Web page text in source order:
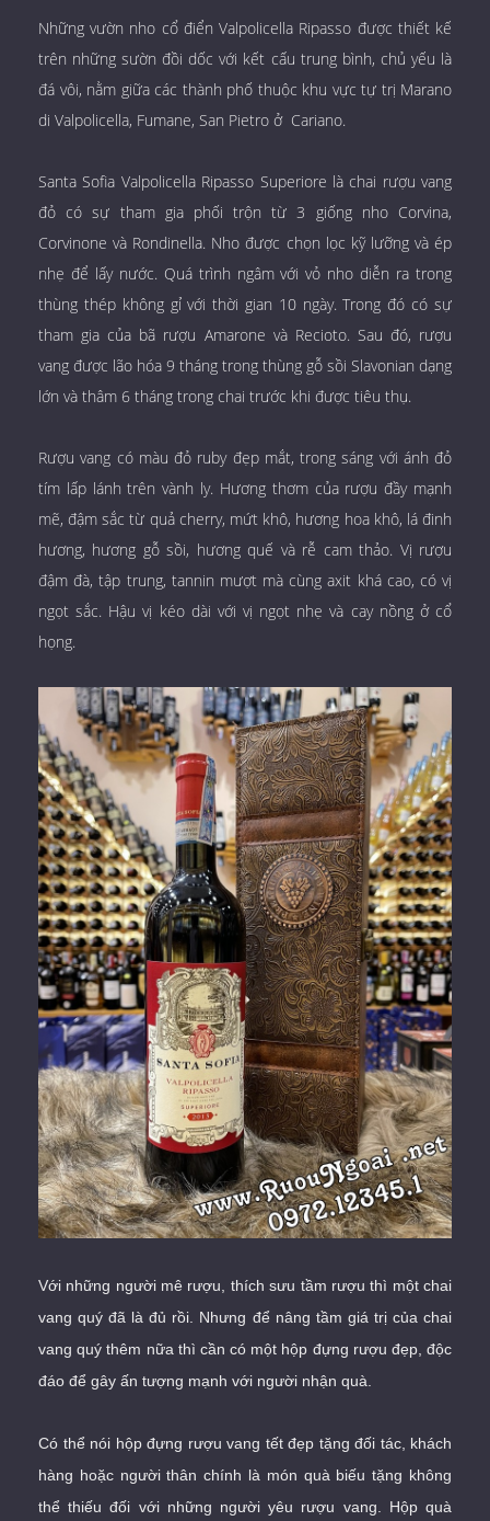
Những vườn nho cổ điển Valpolicella Ripasso được thiết kế
trên những sườn đồi dốc với kết cấu trung bình, chủ yếu là
đá vôi, nằm giữa các thành phố thuộc khu vực tự trị Marano
di Valpolicella, Fumane, San Pietro ở Cariano.
Santa Sofia Valpolicella Ripasso Superiore là chai rượu vang
đỏ có sự tham gia phối trộn từ 3 giống nho Corvina,
Corvinone và Rondinella. Nho được chọn lọc kỹ lưỡng và ép
nhẹ để lấy nước. Quá trình ngâm với vỏ nho diễn ra trong
thùng thép không gỉ với thời gian 10 ngày. Trong đó có sự
tham gia của bã rượu Amarone và Recioto. Sau đó, rượu
vang được lão hóa 9 tháng trong thùng gỗ sồi Slavonian dạng
lớn và thâm 6 tháng trong chai trước khi được tiêu thụ.
Rượu vang có màu đỏ ruby đẹp mắt, trong sáng với ánh đỏ
tím lấp lánh trên vành ly. Hương thơm của rượu đầy mạnh
mẽ, đậm sắc từ quả cherry, mứt khô, hương hoa khô, lá đinh
hương, hương gỗ sồi, hương quế và rễ cam thảo. Vị rượu
đậm đà, tập trung, tannin mượt mà cùng axit khá cao, có vị
ngọt sắc. Hậu vị kéo dài với vị ngọt nhẹ và cay nồng ở cổ
họng.
Với những người mê rượu, thích sưu tầm rượu thì một chai
vang quý đã là đủ rồi. Nhưng để nâng tầm giá trị của chai
vang quý thêm nữa thì cần có một hộp đựng rượu đẹp, độc
đáo để gây ấn tượng mạnh với người nhận quà.
Có thể nói hộp đựng rượu vang tết đẹp tặng đối tác, khách
hàng hoặc người thân chính là món quà biếu tặng không
thể thiếu đối với những người yêu rượu vang. Hộp quà